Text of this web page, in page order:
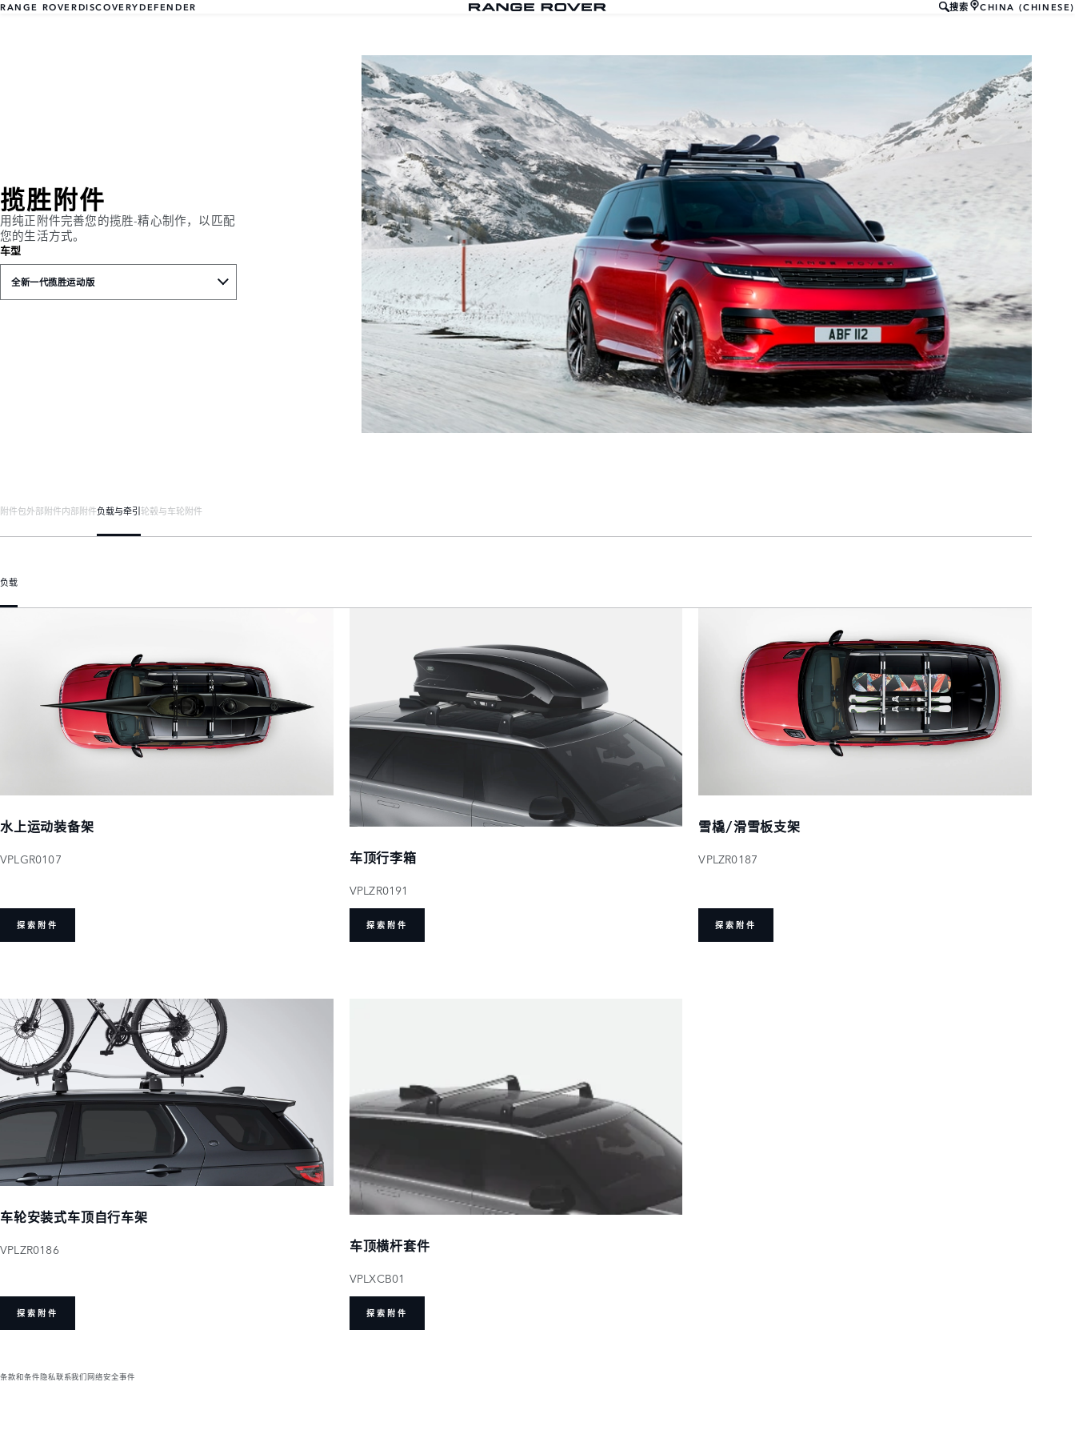
RANGE ROVERDISCOVERYDEFENDER 搜索 CHINA (CHINESE)
揽胜附件
用纯正附件完善您的揽胜-精心制作，以匹配
您的生活方式。
车型
全新一代揽胜运动版
附件包外部附件内部附件负载与牵引轮毂与车轮附件
负载
水上运动装备架
VPLGR0107
探索附件
车顶行李箱
VPLZR0191
探索附件
雪橇/滑雪板支架
VPLZR0187
探索附件
车轮安装式车顶自行车架
VPLZR0186
探索附件
车顶横杆套件
VPLXCB01
探索附件
条款和条件隐私联系我们网络安全事件